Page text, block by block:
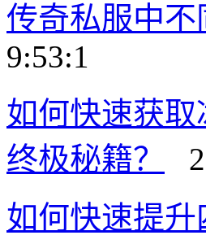
传奇私服中
9:53:1
如何快速获
终极秘籍？
如何快速提